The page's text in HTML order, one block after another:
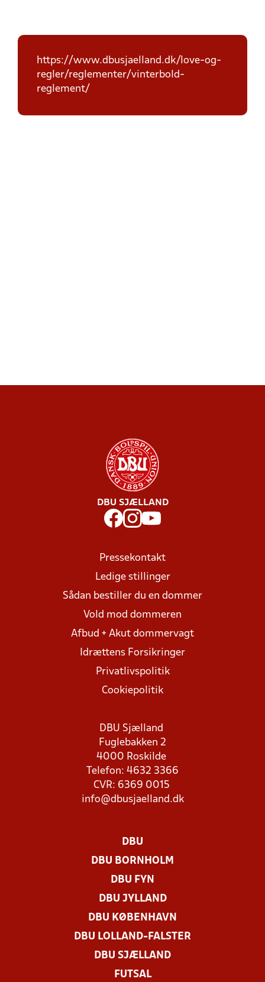
https://www.dbusjaelland.dk/love-og-
regler/reglementer/vinterbold-
reglement/
DBU SJÆLLAND
Pressekontakt
Ledige stillinger
Sådan bestiller du en dommer
Vold mod dommeren
Afbud + Akut dommervagt
Idrættens Forsikringer
Privatlivspolitik
Cookiepolitik
DBU Sjælland
Fuglebakken 2
4000 Roskilde
Telefon: 4632 3366
CVR: 6369 0015
info@dbusjaelland.dk
DBU
DBU BORNHOLM
DBU FYN
DBU JYLLAND
DBU KØBENHAVN
DBU LOLLAND-FALSTER
DBU SJÆLLAND
FUTSAL